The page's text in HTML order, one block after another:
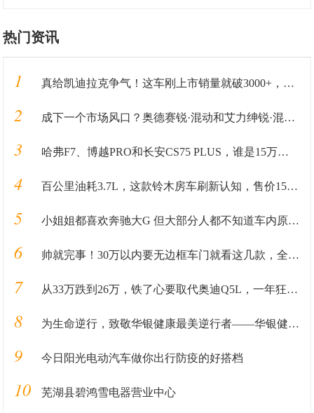
热门资讯
1 真给凯迪拉克争气！这车刚上市销量就破3000+，要抢3系风头？
2 成下一个市场风口？奥德赛锐·混动和艾力绅锐·混动谁是主角
3 哈弗F7、博越PRO和长安CS75 PLUS，谁是15万预算最佳选择？
4 百公里油耗3.7L，这款铃木房车刷新认知，售价15万厨房大床全都有
5 小姐姐都喜欢奔驰大G 但大部分人都不知道车内原来是这样
6 帅就完事！30万以内要无边框车门就看这几款，全是撩妹神器
7 从33万跌到26万，铁了心要取代奥迪Q5L，一年狂甩68655台
8 为生命逆行，致敬华银健康最美逆行者——华银健康助湖北黄冈检验小分队纪实
9 今日阳光电动汽车做你出行防疫的好搭档
10 芜湖县碧鸿雪电器营业中心